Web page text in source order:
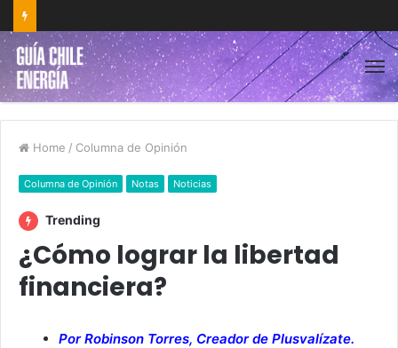
Home / Columna de Opinión
Columna de Opinión Notas Noticias
Trending
¿Cómo lograr la libertad
financiera?
Por Robinson Torres, Creador de Plusvalízate.